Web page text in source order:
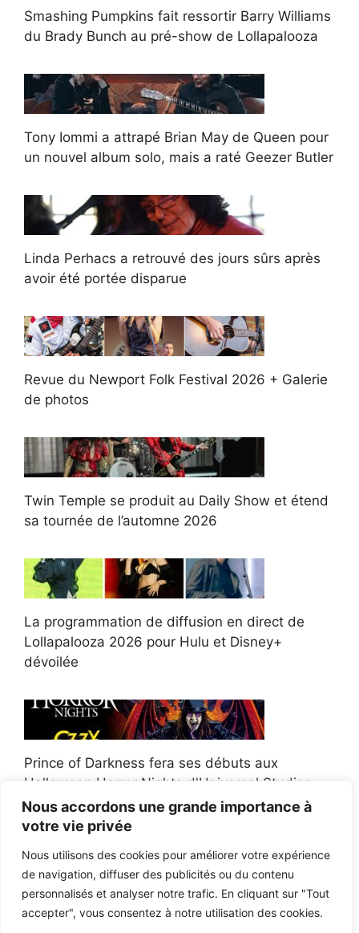
Nous accordons une grande importance à
votre vie privée
Nous utilisons des cookies pour améliorer votre expérience
de navigation, diffuser des publicités ou du contenu
personnalisés et analyser notre trafic. En cliquant sur "Tout
accepter", vous consentez à notre utilisation des cookies.
Smashing Pumpkins fait ressortir Barry Williams
du Brady Bunch au pré-show de Lollapalooza
Tony Iommi a attrapé Brian May de Queen pour
un nouvel album solo, mais a raté Geezer Butler
Linda Perhacs a retrouvé des jours sûrs après
avoir été portée disparue
Revue du Newport Folk Festival 2026 + Galerie
de photos
Twin Temple se produit au Daily Show et étend
sa tournée de l’automne 2026
La programmation de diffusion en direct de
Lollapalooza 2026 pour Hulu et Disney+
dévoilée
Prince of Darkness fera ses débuts aux
Halloween Horror Nights d'Universal Studios
Afroman poursuit un policier de l'Ohio après la
victoire du jury en diffamation